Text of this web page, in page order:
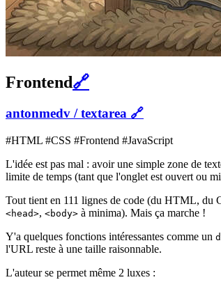
Frontend🔗
antonmedv / textarea 🔗
#HTML #CSS #Frontend #JavaScript
L'idée est pas mal : avoir une simple zone de
limite de temps (tant que l'onglet est ouvert ou
Tout tient en 111 lignes de code (du HTML, du
<head>, <body> à minima). Mais ça marche !
Y'a quelques fonctions intéressantes comme un
l'URL reste à une taille raisonnable.
L'auteur se permet même 2 luxes :